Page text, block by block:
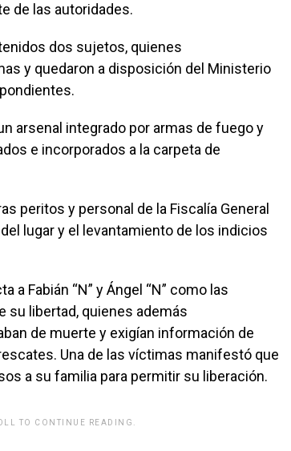
de las autoridades.
dos sujetos, quienes
y quedaron a disposición del Ministerio
arsenal integrado por armas de fuego y
e incorporados a la carpeta de
peritos y personal de la Fiscalía General
lugar y el levantamiento de los indicios
a Fabián “N” y Ángel “N” como las
su libertad, quienes además
de muerte y exigían información de
Una de las víctimas manifestó que
a su familia para permitir su liberación.
TO CONTINUE READING.